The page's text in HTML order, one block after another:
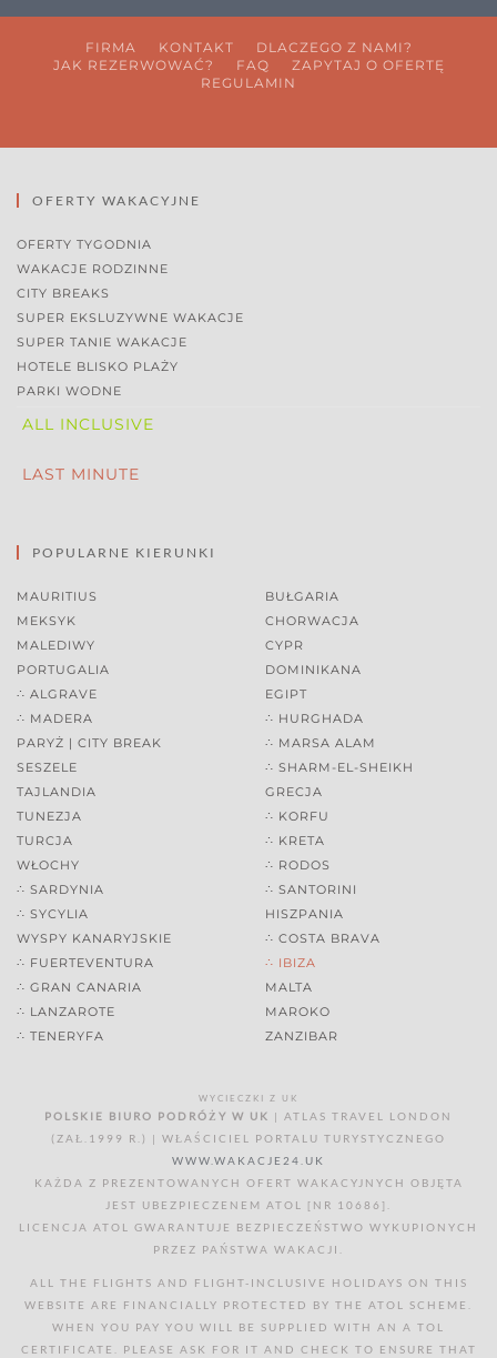
FIRMA KONTAKT
DLACZEGO Z NAMI?
JAK REZERWOWAĆ?
FAQ
ZAPYTAJ O OFERTĘ
REGULAMIN
OFERTY WAKACYJNE
OFERTY TYGODNIA
WAKACJE RODZINNE
CITY BREAKS
SUPER EKSLUZYWNE WAKACJE
SUPER TANIE WAKACJE
HOTELE BLISKO PLAŻY
PARKI WODNE
ALL INCLUSIVE
LAST MINUTE
POPULARNE KIERUNKI
MAURITIUS
MEKSYK
MALEDIWY
PORTUGALIA
∴ ALGRAVE
∴ MADERA
PARYŻ | CITY BREAK
SESZELE
TAJLANDIA
TUNEZJA
TURCJA
WŁOCHY
∴ SARDYNIA
∴ SYCYLIA
WYSPY KANARYJSKIE
∴ FUERTEVENTURA
∴ GRAN CANARIA
∴ LANZAROTE
∴ TENERYFA
BUŁGARIA
CHORWACJA
CYPR
DOMINIKANA
EGIPT
∴ HURGHADA
∴ MARSA ALAM
∴ SHARM-EL-SHEIKH
GRECJA
∴ KORFU
∴ KRETA
∴ RODOS
∴ SANTORINI
HISZPANIA
∴ COSTA BRAVA
∴ IBIZA
MALTA
MAROKO
ZANZIBAR
WYCIECZKI Z UK
POLSKIE BIURO PODRÓŻY W UK | ATLAS TRAVEL LONDON
(ZAŁ.1999 R.) | WŁAŚCICIEL PORTALU TURYSTYCZNEGO
WWW.WAKACJE24.UK
KAŻDA Z PREZENTOWANYCH OFERT WAKACYJNYCH OBJĘTA
JEST UBEZPIECZENEM ATOL [NR 10686].
LICENCJA ATOL GWARANTUJE BEZPIECZEŃSTWO WYKUPIONYCH
PRZEZ PAŃSTWA WAKACJI.
ALL THE FLIGHTS AND FLIGHT-INCLUSIVE HOLIDAYS ON THIS
WEBSITE ARE FINANCIALLY PROTECTED BY THE ATOL SCHEME.
WHEN YOU PAY YOU WILL BE SUPPLIED WITH AN A TOL
CERTIFICATE. PLEASE ASK FOR IT AND CHECK TO ENSURE THAT